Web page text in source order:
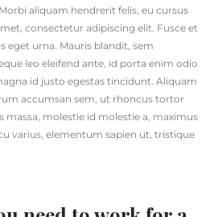
aliquam hendrerit felis, eu cursus
consectetur adipiscing elit. Fusce et
eget urna. Mauris blandit, sem
leo eleifend ante, id porta enim odio
id justo egestas tincidunt. Aliquam
accumsan sem, ut rhoncus tortor
massa, molestie id molestie a, maximus
varius, elementum sapien ut, tristique